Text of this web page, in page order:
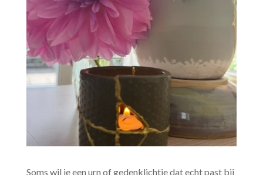
Soms wil je een urn of gedenklichtje dat echt past bij